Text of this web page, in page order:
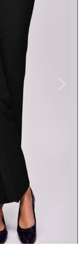
Next